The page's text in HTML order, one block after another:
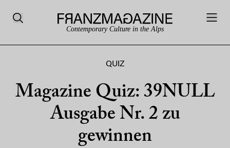
Contemporary Culture in the Alps
QUIZ
Magazine Quiz: 39NULL
Ausgabe Nr. 2 zu
gewinnen